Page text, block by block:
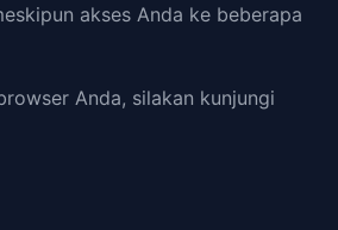
akses Anda ke beberapa
Anda, silakan kunjungi